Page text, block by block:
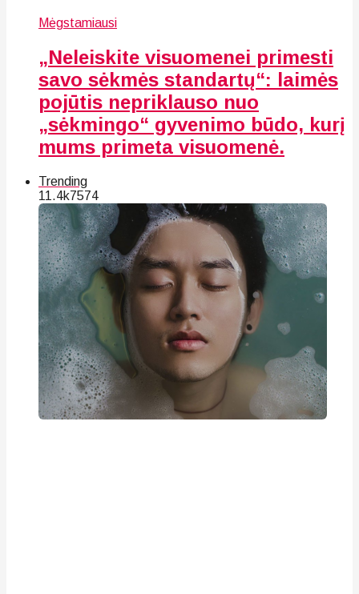
Mėgstamiausi
„Neleiskite visuomenei primesti
savo sėkmės standartų“: laimės
pojūtis nepriklauso nuo
„sėkmingo“ gyvenimo būdo, kurį
mums primeta visuomenė.
Trending
11.4k7574